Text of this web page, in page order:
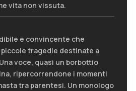
vita non vissuta.
e convincente che
tragedie destinate a
voce, quasi un borbottio
ripercorrendone i momenti
tra parentesi. Un monologo